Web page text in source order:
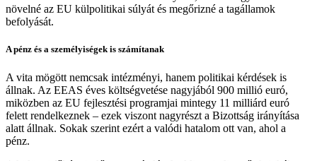
növelné az EU külpolitikai súlyát és megőrizné a tagállamok
befolyását.
A pénz és a személyiségek is számítanak
A vita mögött nemcsak intézményi, hanem politikai kérdések is
állnak. Az EEAS éves költségvetése nagyjából 900 millió euró,
miközben az EU fejlesztési programjai mintegy 11 milliárd euró
felett rendelkeznek – ezek viszont nagyrészt a Bizottság irányítása
alatt állnak. Sokak szerint ezért a valódi hatalom ott van, ahol a
pénz.